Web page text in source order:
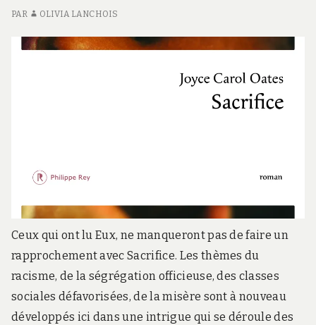
2
0
)
PAR OLIVIA LANCHOIS
Ceux qui ont lu Eux, ne manqueront pas de faire un
rapprochement avec Sacrifice. Les thèmes du
racisme, de la ségrégation officieuse, des classes
sociales défavorisées, de la misère sont à nouveau
développés ici dans une intrigue qui se déroule des